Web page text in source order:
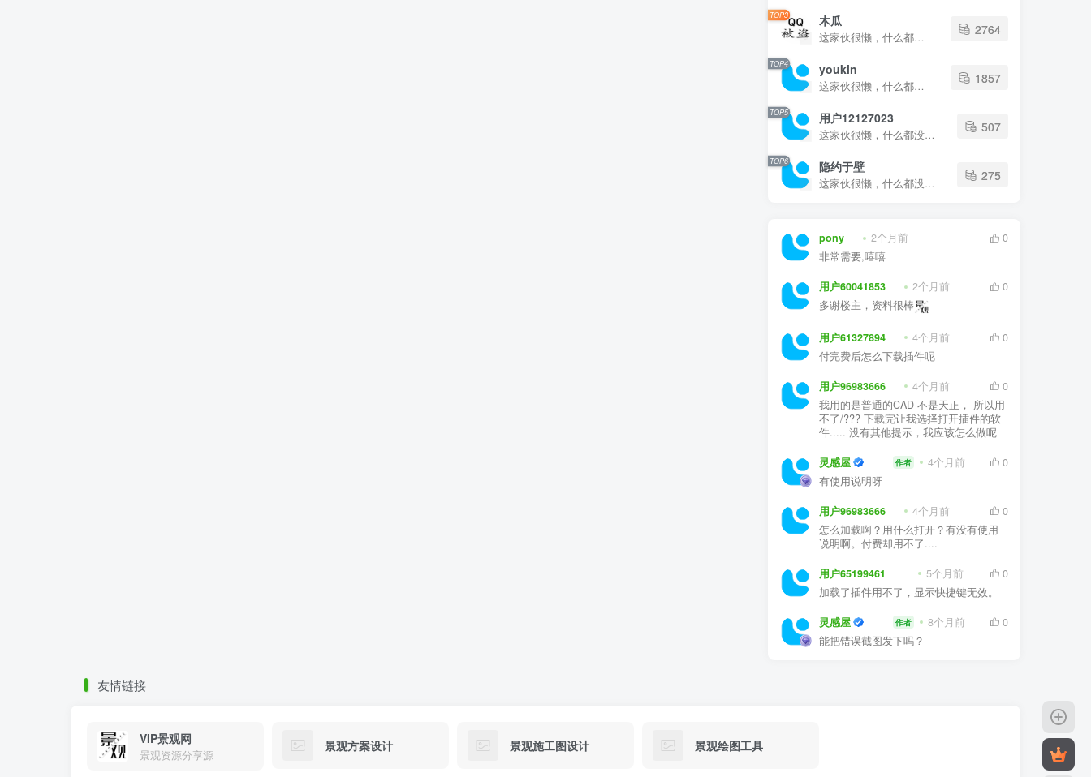
TOP3 木瓜
这家伙很懒，什么都没有写...
2764
TOP4 youkin
这家伙很懒，什么都没有写...
1857
TOP5 用户12127023
这家伙很懒，什么都没有写...
507
TOP6 隐约于壁
这家伙很懒，什么都没有写...
275
pony 2个月前
0
非常需要,嘻嘻
用户60041853 2个月前
0
多谢楼主，资料很棒
用户61327894 4个月前
0
付完费后怎么下载插件呢
用户96983666 4个月前
0
我用的是普通的CAD 不是天正， 所以用
不了/??? 下载完让我选择打开插件的软
件..... 没有其他提示，我应该怎么做呢
灵感屋 作者 4个月前
0
有使用说明呀
用户96983666 4个月前
0
怎么加载啊？用什么打开？有没有使用
说明啊。付费却用不了....
用户65199461 5个月前
0
加载了插件用不了，显示快捷键无效。
灵感屋 作者 8个月前
0
能把错误截图发下吗？
友情链接
VIP景观网
景观资源分享源
景观方案设计 景观施工图设计 景观绘图工具